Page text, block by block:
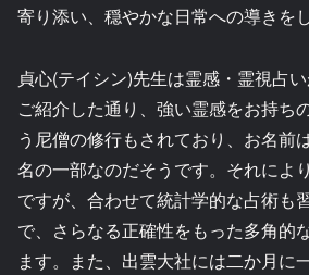
寄り添い、穏やかな日常への導きを
貞心(テイシン)先生は霊感・霊視占
ご紹介した通り、強い霊感をお持ち
う尼僧の修行もされており、お名前
名の一部なのだそうです。それによ
ですが、合わせて統計学的な占術も
で、さらなる正確性をもった多角的
ます。また、出雲大社には二か月に